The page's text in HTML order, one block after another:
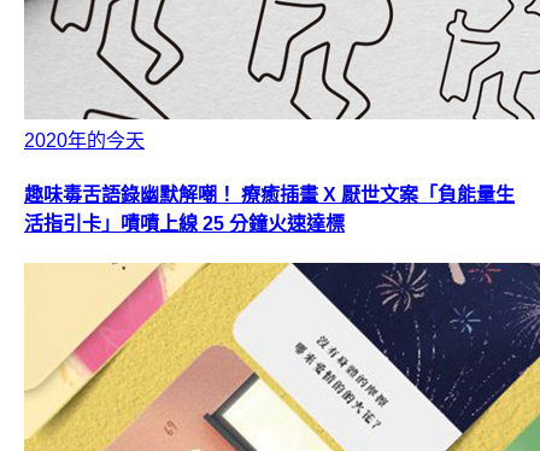
2020年的今天
趣味毒舌語錄幽默解嘲！ 療癒插畫 X 厭世文案「負能量生
活指引卡」嘖嘖上線 25 分鐘火速達標